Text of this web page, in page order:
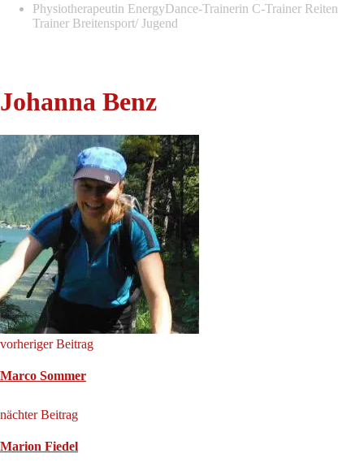
Physiotherapeutin EnergyDance-Trainerin C-Trainer Reiten
Trainer Breitensport/ Jugend
Johanna Benz
vorheriger Beitrag
Marco Sommer
nächter Beitrag
Marion Fiedel